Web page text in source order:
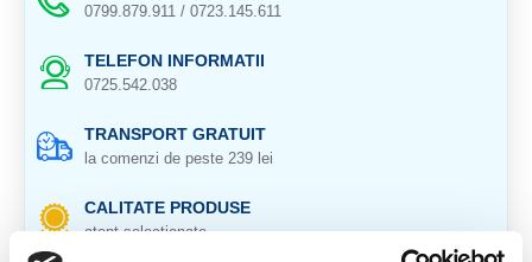
0799.879.911 / 0723.145.611
TELEFON INFORMATII
0725.542.038
TRANSPORT GRATUIT
la comenzi de peste 239 lei
CALITATE PRODUSE
atent selectionate